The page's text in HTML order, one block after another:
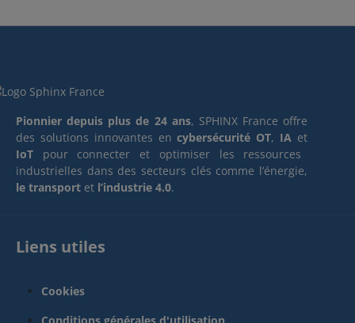
Pionnier depuis plus de 24 ans, SPHINX France offre
des solutions innovantes encybersécurité OT, IA et
IoT pour connecter et optimiser les ressources
industrielles dans des secteurs clés comme l’énergie,
le transport et l’industrie 4.0.
Liens utiles
Cookies